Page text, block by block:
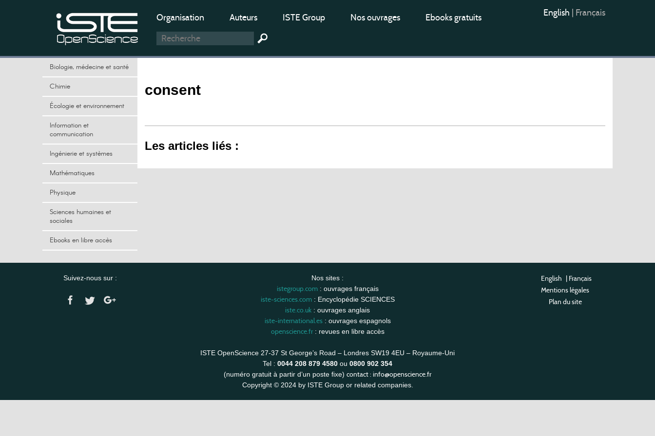
Organisation Auteurs ISTE Group Nos ouvrages Ebooks gratuits English Français
Biologie, médecine et santé
Chimie
Écologie et environnement
Information et
communication
Ingénierie et systèmes
Mathématiques
Physique
Sciences humaines et
sociales
Ebooks en libre accès
consent
Les articles liés :
Suivez-nous sur : Nos sites :
istegroup.com: ouvrages français
iste-sciences.com: Encyclopédie SCIENCES
iste.co.uk : ouvrages anglais
iste-international.es: ouvrages espagnols
openscience.fr: revues en libre accès
ISTE OpenScience 27-37 St George’s Road – Londres SW19 4EU – Royaume-Uni
Tel : 0044 208 879 4580 ou 0800 902 354
(numéro gratuit à partir d’un poste fixe) contact : info@openscience.fr
Copyright © 2024 by ISTE Group or related companies.
English | Français
Mentions légales
Plan du site